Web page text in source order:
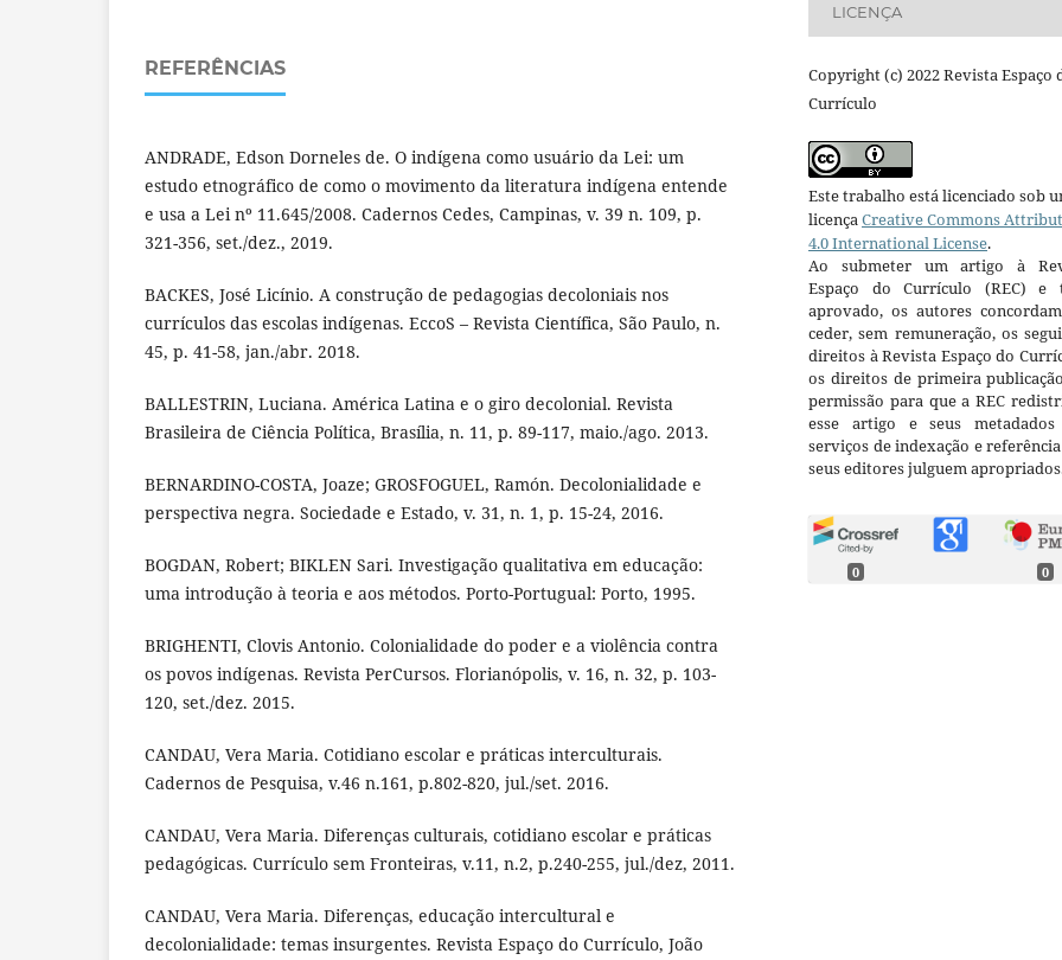
REFERÊNCIAS
ANDRADE, Edson Dorneles de. O indígena como usuário da Lei: um
estudo etnográfico de como o movimento da literatura indígena entende
e usa a Lei nº 11.645/2008. Cadernos Cedes, Campinas, v. 39 n. 109, p.
321-356, set./dez., 2019.
BACKES, José Licínio. A construção de pedagogias decoloniais nos
currículos das escolas indígenas. EccoS – Revista Científica, São Paulo, n.
45, p. 41-58, jan./abr. 2018.
BALLESTRIN, Luciana. América Latina e o giro decolonial. Revista
Brasileira de Ciência Política, Brasília, n. 11, p. 89-117, maio./ago. 2013.
BERNARDINO-COSTA, Joaze; GROSFOGUEL, Ramón. Decolonialidade e
perspectiva negra. Sociedade e Estado, v. 31, n. 1, p. 15-24, 2016.
BOGDAN, Robert; BIKLEN Sari. Investigação qualitativa em educação:
uma introdução à teoria e aos métodos. Porto-Portugual: Porto, 1995.
BRIGHENTI, Clovis Antonio. Colonialidade do poder e a violência contra
os povos indígenas. Revista PerCursos. Florianópolis, v. 16, n. 32, p. 103-
120, set./dez. 2015.
CANDAU, Vera Maria. Cotidiano escolar e práticas interculturais.
Cadernos de Pesquisa, v.46 n.161, p.802-820, jul./set. 2016.
CANDAU, Vera Maria. Diferenças culturais, cotidiano escolar e práticas
pedagógicas. Currículo sem Fronteiras, v.11, n.2, p.240-255, jul./dez, 2011.
CANDAU, Vera Maria. Diferenças, educação intercultural e
decolonialidade: temas insurgentes. Revista Espaço do Currículo, João
LICENÇA
Copyright (c) 2022 Revista Espaço
Currículo
Este trabalho está licenciado sob
licençaCreative Commons
4.0 International License.
Ao submeter um artigo à
Espaço do Currículo (REC) e
aprovado, os autores
ceder, sem remuneração, os
direitos à Revista Espaço do
os direitos de primeira
permissão para que a REC
esse artigo e seus metadados
serviços de indexação e
seus editores julguem
0 0